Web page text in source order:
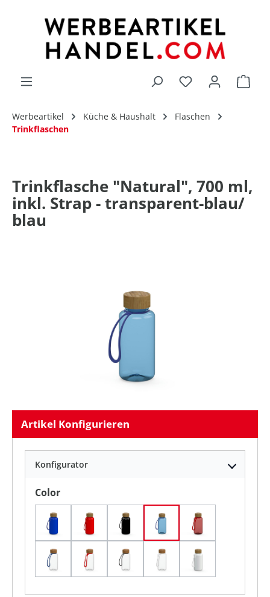
Du hast 0
Werbeartikel Küche & Haushalt
Flaschen
Trinkflaschen
Trinkflasche "Natural", 700 ml,
inkl. Strap - transparent-blau/
blau
Artikel Konfigurieren
Konfigurator
Colorauswählen
Blau Rot Schwarztransparent-blau/ blau
transparent-
transparent/ blau
transparent/ rottransparent/ schwarz
transparent/